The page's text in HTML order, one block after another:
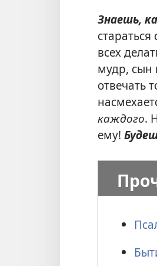
Знаешь,
всех
мудр, сын
отвечать
каждого.
ему!